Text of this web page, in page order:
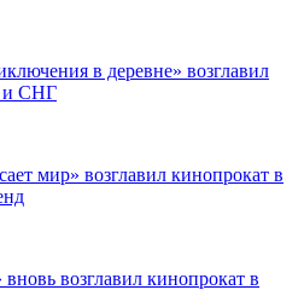
в деревне» возглавил
и СНГ
мир» возглавил кинопрокат в
возглавил кинопрокат в